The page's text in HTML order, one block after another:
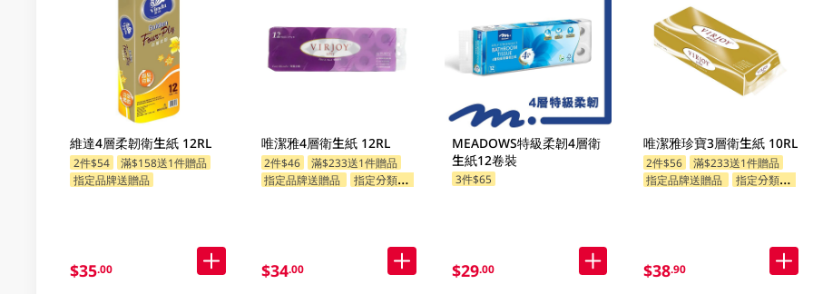
維達4層柔韌衛生紙 12RL
2件$54
滿$158送1件贈品
指定品牌送贈品
$35.00
唯潔雅4層衛生紙 12RL
2件$46
滿$233送1件贈品
指定品牌送贈品
指定分類送贈品
$34.00
MEADOWS特級柔韌4層衛
生紙12卷裝
3件$65
$29.00
唯潔雅珍寶3層衛生紙 10RL
2件$56
滿$233送1件贈品
指定品牌送贈品
指定分類送贈品
$38.90